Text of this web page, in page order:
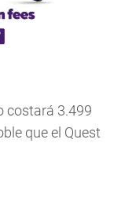
costará 3.499
que el Quest